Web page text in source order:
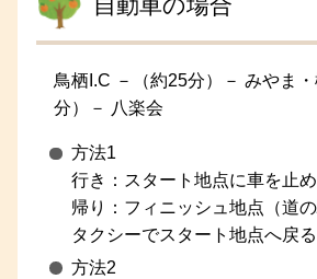
自動車の場合
鳥栖I.C －（約25分）－ みやま
分）－ 八楽会
方法1
行き：スタート地点に車を止
帰り：フィニッシュ地点（道
タクシーでスタート地点へ戻る
方法2